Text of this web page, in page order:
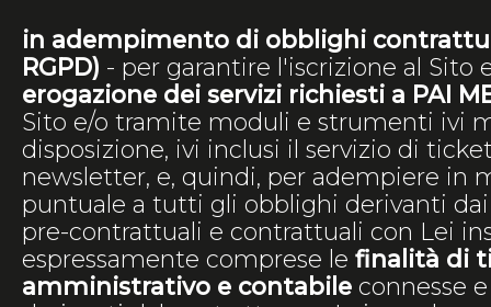
in adempimento di obblighi
RGPD) - per garantire l'iscrizione al Sito
erogazione dei servizi richiesti a PAI
Sito e/o tramite moduli e strumenti ivi
disposizione, ivi inclusi il servizio di
newsletter, e, quindi, per adempiere in
puntuale a tutti gli obblighi derivanti
pre-contrattuali e contrattuali con Lei
espressamente comprese le finalità di
amministrativo e contabile connesse